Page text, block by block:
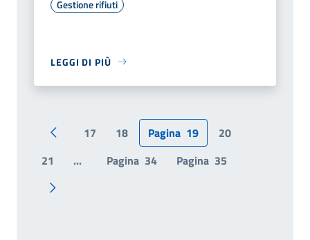
Gestione rifiuti
LEGGI DI PIÙ
Pagina precedente
17 18 Pagina 19
20
21
... Pagina 34 Pagina 35
Pagina successiva